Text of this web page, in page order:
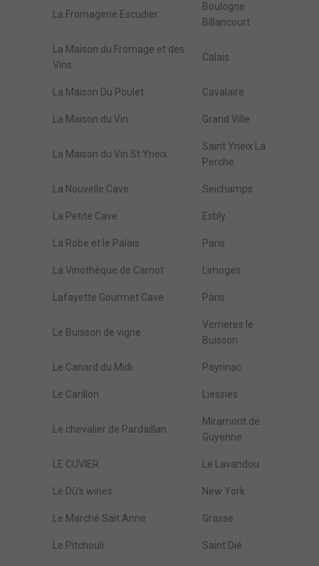
La Fromagerie Escudier
Boulogne
Billancourt
La Maison du Fromage et des
Vins
Calais
La Maison Du Poulet Cavalaire
La Maison du Vin Grand Ville
La Maison du Vin St Yrieix
Saint Yrieix La
Perche
La Nouvelle Cave Seichamps
La Petite Cave Esbly
La Robe et le Palais Paris
La Vinothèque de Carnot Limoges
Lafayette Gourmet Cave Paris
Le Buisson de vigne
Verrieres le
Buisson
Le Canard du Midi Payrinac
Le Carillon Liessies
Le chevalier de Pardaillan
Miramont de
Guyenne
LE CUVIER Le Lavandou
Le Dû's wines New York
Le Marché Sait Anne Grasse
Le Pitchouli Saint Dié